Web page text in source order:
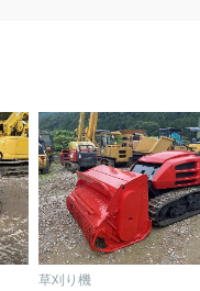
草刈り機